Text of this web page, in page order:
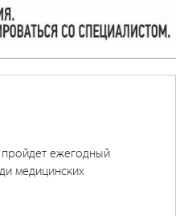
ежегодный
медицинских